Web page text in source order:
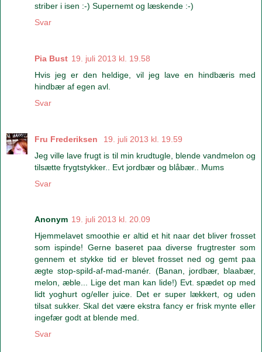
striber i isen :-) Supernemt og læskende :-)
Svar
Pia Bust 19. juli 2013 kl. 19.58
Hvis jeg er den heldige, vil jeg lave en hindbæris med
hindbær af egen avl.
Svar
Fru Frederiksen
19. juli 2013 kl. 19.59
Jeg ville lave frugt is til min krudtugle, blende vandmelon og
tilsætte frygtstykker.. Evt jordbær og blåbær.. Mums
Svar
Anonym 19. juli 2013 kl. 20.09
Hjemmelavet smoothie er altid et hit naar det bliver frosset
som ispinde! Gerne baseret paa diverse frugtrester som
gennem et stykke tid er blevet frosset ned og gemt paa
ægte stop-spild-af-mad-manér. (Banan, jordbær, blaabær,
melon, æble... Lige det man kan lide!) Evt. spædet op med
lidt yoghurt og/eller juice. Det er super lækkert, og uden
tilsat sukker. Skal det være ekstra fancy er frisk mynte eller
ingefær godt at blende med.
Svar